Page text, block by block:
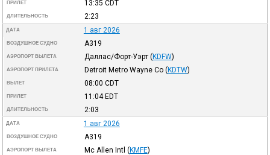
ПРИЛЕТ 13:35 CDT
ДЛИТЕЛЬНОСТЬ 2:23
ДАТА 1 авг 2026
ВОЗДУШНОЕ СУДНО A319
АЭРОПОРТ ВЫЛЕТА Даллас/Форт-Уэрт (KDFW)
АЭРОПОРТ ПРИЛЕТА Detroit Metro Wayne Co (KDTW)
ВЫЛЕТ 08:00 CDT
ПРИЛЕТ 11:04EDT
ДЛИТЕЛЬНОСТЬ 2:03
ДАТА 1 авг 2026
ВОЗДУШНОЕ СУДНО A319
АЭРОПОРТ ВЫЛЕТА Mc Allen Intl (KMFE)